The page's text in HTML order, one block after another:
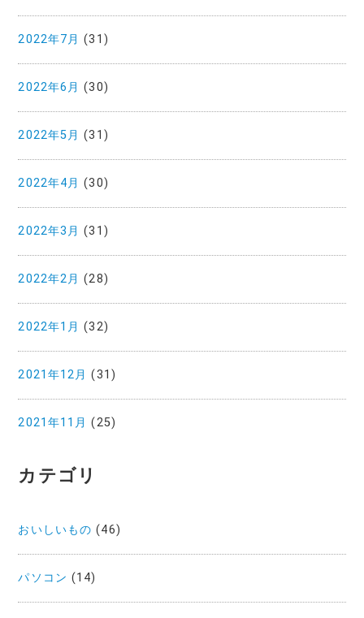
2022年7月 (31)
2022年6月 (30)
2022年5月 (31)
2022年4月 (30)
2022年3月 (31)
2022年2月 (28)
2022年1月 (32)
2021年12月 (31)
2021年11月 (25)
カテゴリ
おいしいもの (46)
パソコン (14)